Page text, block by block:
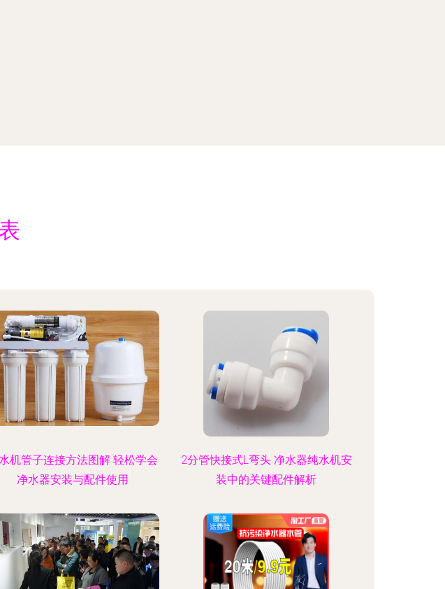
机管子连接方法图解 轻松学会
净水器安装与配件使用
2分管快接式L弯头 净水器纯水机安
装中的关键配件解析